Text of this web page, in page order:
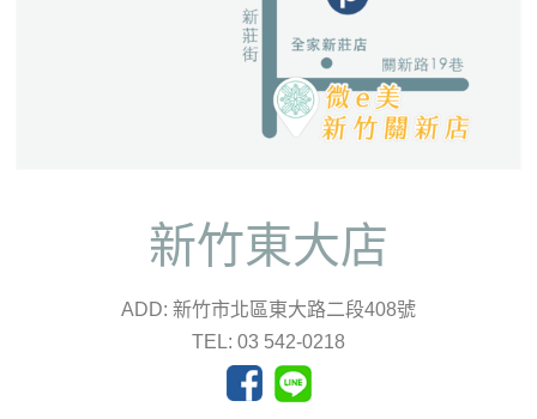
新竹東大店
ADD: 新竹市北區東大路二段408號
TEL: 03 542-0218